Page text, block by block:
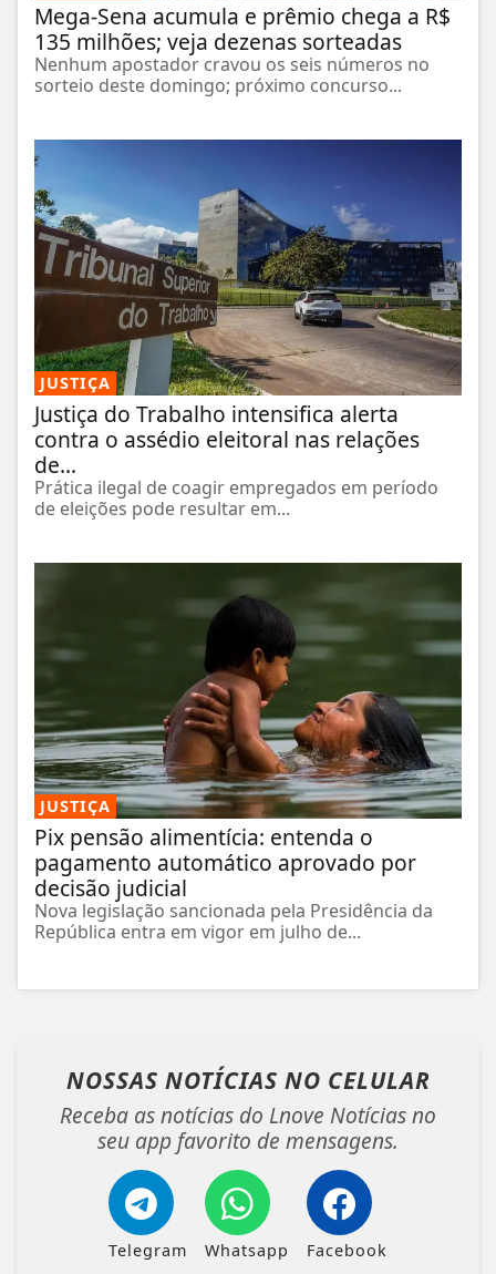
Mega-Sena acumula e prêmio chega a R$
135 milhões; veja dezenas sorteadas
Nenhum apostador cravou os seis números no
sorteio deste domingo; próximo concurso...
JUSTIÇA
Justiça do Trabalho intensifica alerta
contra o assédio eleitoral nas relações
de...
Prática ilegal de coagir empregados em período
de eleições pode resultar em...
JUSTIÇA
Pix pensão alimentícia: entenda o
pagamento automático aprovado por
decisão judicial
Nova legislação sancionada pela Presidência da
República entra em vigor em julho de...
NOSSAS NOTÍCIAS NO CELULAR
Receba as notícias do Lnove Notícias no
seu app favorito de mensagens.
Telegram Whatsapp Facebook